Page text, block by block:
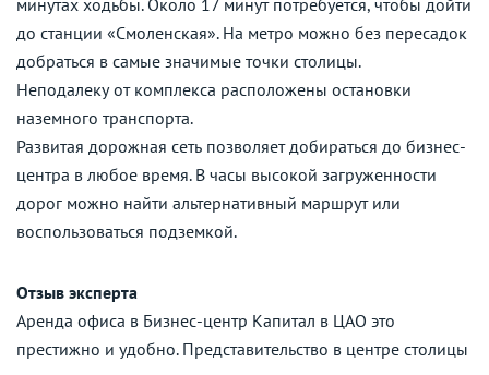
до станции «Смоленская». На метро можно без пересадок
добраться в самые значимые точки столицы.
Неподалеку от комплекса расположены остановки
наземного транспорта.
Развитая дорожная сеть позволяет добираться до бизнес-
центра в любое время. В часы высокой загруженности
дорог можно найти альтернативный маршрут или
воспользоваться подземкой.
Отзыв эксперта
Аренда офиса в Бизнес-центр Капитал в ЦАО это
престижно и удобно. Представительство в центре столицы